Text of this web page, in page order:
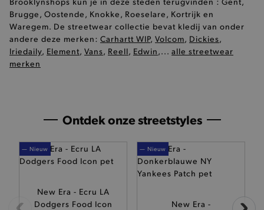
Brugge, Oostende, Knokke, Roeselare, Kortrijk en
Waregem. De streetwear collectie bevat kledij van onder
andere deze merken: Carhartt WIP, Volcom, Dickies,
Iriedaily, Element, Vans, Reell, Edwin ,... alle streetwear
merken
Ontdek onze streetstyles
— Nieuw
New Era - Ecru LA
Dodgers Food Icon
— Nieuw
New Era -